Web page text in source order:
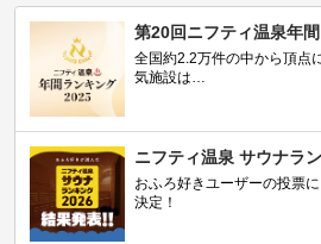
第20回ニフティ温泉年
全国約2.2万件の中から頂点
気施設は…
ニフティ温泉 サウナラ
おふろ好きユーザーの投票
決定！